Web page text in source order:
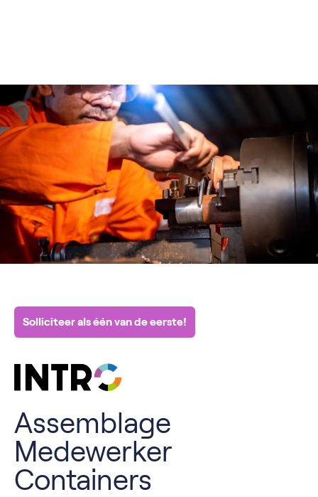
Solliciteer als één van de eerste!
Assemblage
Medewerker
Containers